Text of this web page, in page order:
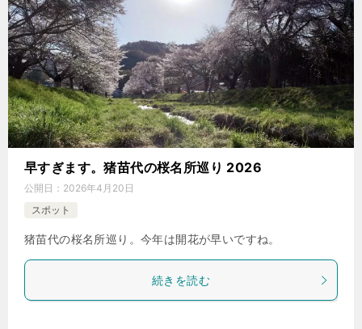
早すぎます。猪苗代の桜名所巡り 2026
公開日： 2026年4月20日
スポット
猪苗代の桜名所巡り。今年は開花が早いですね。
続きを読む